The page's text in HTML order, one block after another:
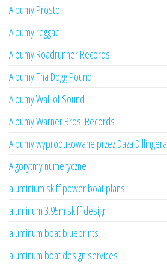
Albumy Prosto
Albumy reggae
Albumy Roadrunner Records
Albumy Tha Dogg Pound
Albumy Wall of Sound
Albumy Warner Bros. Records
Albumy wyprodukowane przez Daza Dillingera
Algorytmy numeryczne
aluminium skiff power boat plans
aluminum 3.95m skiff design
aluminum boat blueprints
aluminum boat design services